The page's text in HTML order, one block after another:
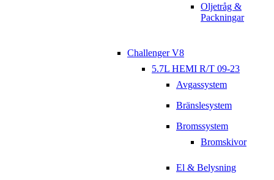
Oljetråg &
Packningar
Challenger V8
5.7L HEMI R/T 09-23
Avgassystem
Bränslesystem
Bromssystem
Bromskivor
El & Belysning